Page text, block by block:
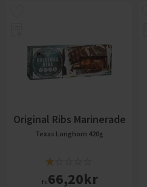
Original Ribs Marinerade
Texas Longhorn 420g
fr.66,20kr